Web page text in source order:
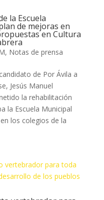
la Escuela
de mejoras en
en Cultura
, Notas de prensa
de Por Ávila a
Jesús Manuel
la rehabilitación
la Escuela Municipal
los colegios de la